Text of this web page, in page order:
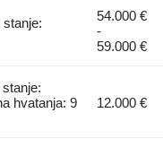
54.000 €
-
59.000 €
hvatanja: 9
12.000 €